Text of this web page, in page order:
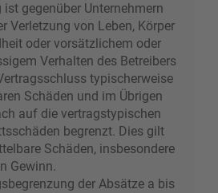
gegenüber Unternehmern
Verletzung von Leben, Körper
oder vorsätzlichem oder
Verhalten des Betreibers
typischerweise
Schäden und im Übrigen
auf die vertragstypischen
begrenzt. Dies gilt
Schäden, insbesondere
Gewinn.
der Absätze a bis